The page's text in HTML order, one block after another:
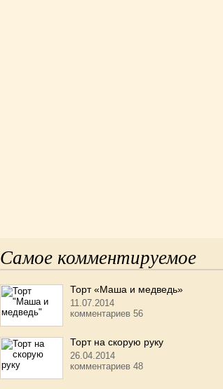
Самое комментируемое
Торт «Маша и медведь»
11.07.2014
комментариев 56
Торт на скорую руку
26.04.2014
комментариев 48